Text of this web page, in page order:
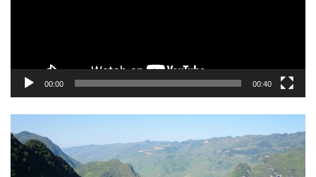
00:00 00:40